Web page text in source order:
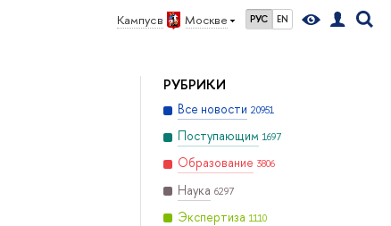
Кампус в Москве РУС EN
РУБРИКИ
Все новости 20951
Поступающим 1697
Образование 3806
Наука 6297
Экспертиза 1110